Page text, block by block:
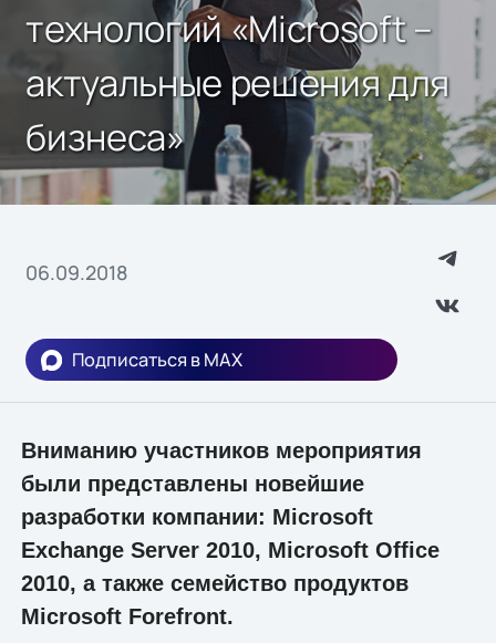
технологий «Microsoft –
актуальные решения для
бизнеса»
06.09.2018
Подписаться в MAX
Вниманию участников мероприятия
были представлены новейшие
разработки компании: Microsoft
Exchange Server 2010, Microsoft Office
2010, а также семейство продуктов
Microsoft Forefront.